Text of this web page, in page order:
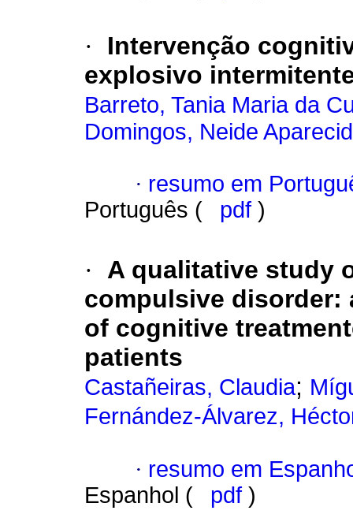
·
Intervenção
explosivo
Barreto, Tania Maria da
Domingos, Neide
· resumo em
Português (
pdf )
·
A qualitative study
compulsive disorder:
of cognitive
patients
Castañeiras, Claudia;
Fernández-Álvarez,
· resumo em
Espanhol (
pdf )